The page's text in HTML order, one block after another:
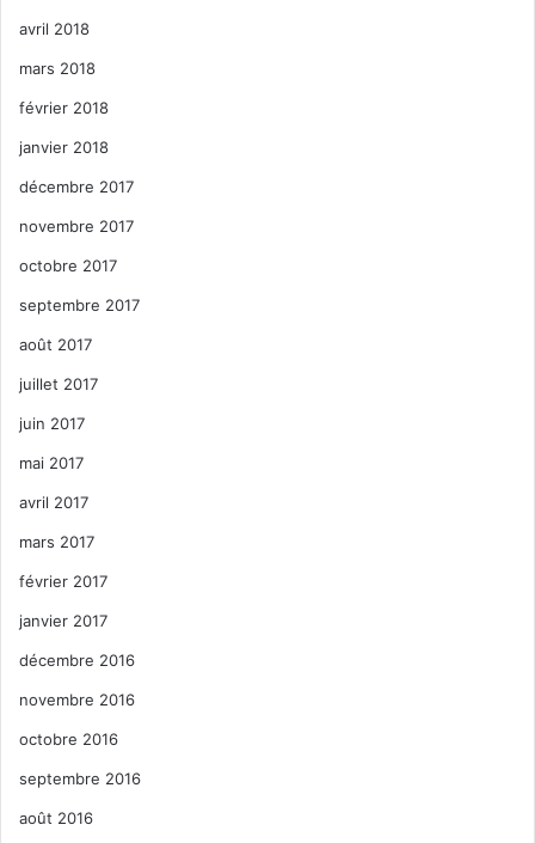
avril 2018
mars 2018
février 2018
janvier 2018
décembre 2017
novembre 2017
octobre 2017
septembre 2017
août 2017
juillet 2017
juin 2017
mai 2017
avril 2017
mars 2017
février 2017
janvier 2017
décembre 2016
novembre 2016
octobre 2016
septembre 2016
août 2016